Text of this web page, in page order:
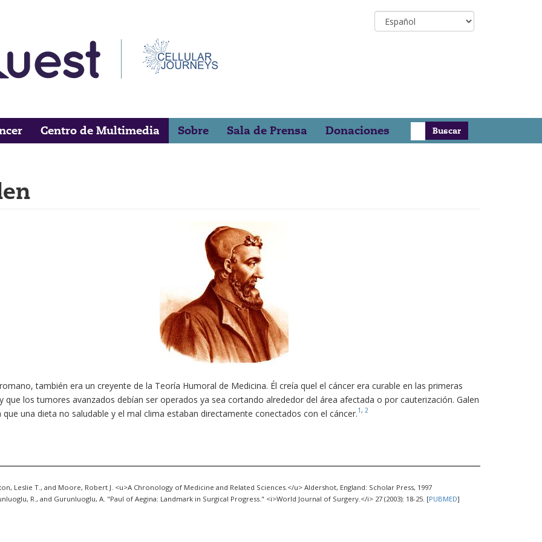
Select
your
Centro de Multimedia Sobre Sala de Prensa Donaciones Buscar
también era un creyente de la Teoría Humoral de Medicina. Él creía quel el cáncer era curable en las primeras
que los tumores avanzados debían ser operados ya sea cortando alrededor del área afectada o por cauterización. Galen
que una dieta no saludable y el mal clima estaban directamente conectados con el cáncer.1, 2
Leslie T., and Moore, Robert J. <u>A Chronology of Medicine and Related Sciences.</u> Aldershot, England: Scholar Press, 1997
R., and Gurunluoglu, A. "Paul of Aegina: Landmark in Surgical Progress." <i>World Journal of Surgery.</i> 27 (2003): 18-25. [PUBMED]